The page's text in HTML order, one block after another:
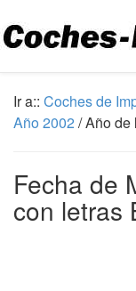
Ir a:: Coches de
Año 2002 / Año de
Fecha de
con letras